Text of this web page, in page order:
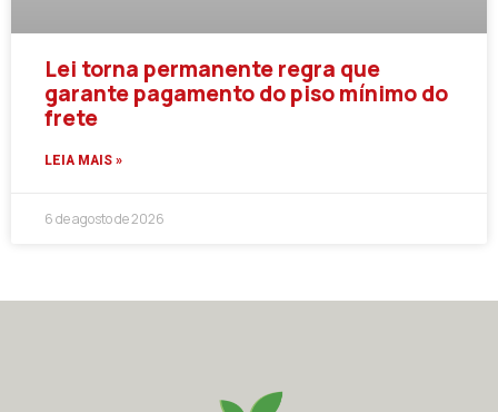
Lei torna permanente regra que
garante pagamento do piso mínimo do
frete
LEIA MAIS »
6 de agosto de 2026